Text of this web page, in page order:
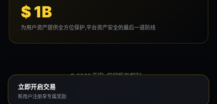
$ 1B
为用户资产提供全方位保护,平台资产安全的最后一道防线
© 2026 币安. 保留所有权利。
立即开启交易
新用户注册享专属奖励